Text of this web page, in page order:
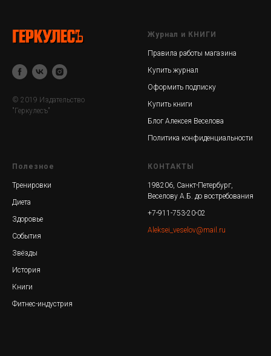
© 2019 Издательство
"Геркулесъ"
Журнал и КНИГИ
Правила работы магазина
Купить журнал
Оформить подписку
Купить книги
Блог Алексея Веселова
Политика конфиденциальности
Полезное
Тренировки
Диета
Здоровье
События
Звёзды
История
Книги
Фитнес-индустрия
КОНТАКТЫ
198206, Санкт-Петербург,
Веселову А.Б. до востребования
+7-911-753-20-02
Aleksei_veselov@mail.ru